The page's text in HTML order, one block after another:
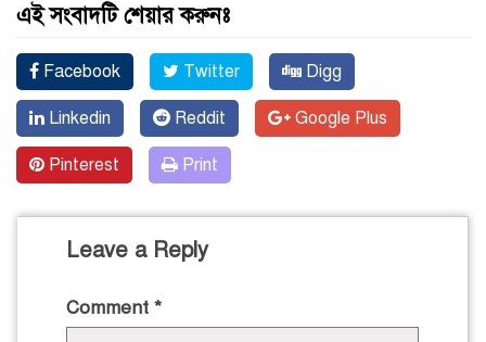
এই সংবাদটি শেয়ার করুনঃ
Facebook Twitter Digg
Linkedin Reddit Google Plus
Pinterest Print
Leave a Reply
Comment *